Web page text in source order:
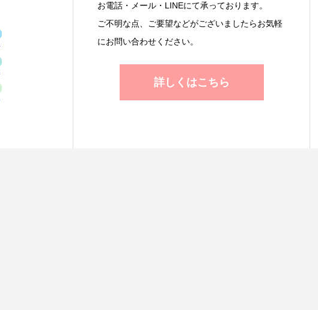
お電話・メール・LINEにて承っております。
ご不明な点、ご要望などがございましたらお気軽
にお問い合わせください。
詳しくはこちら